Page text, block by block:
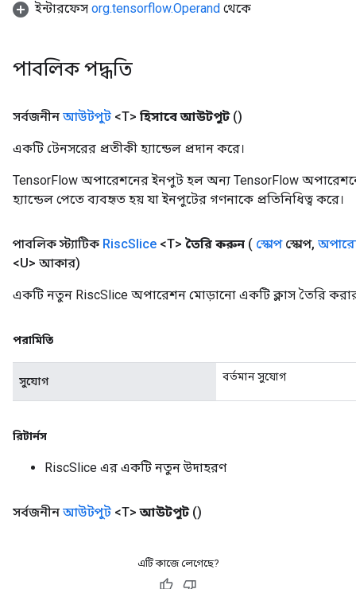
ইন্টারফেস org.tensorflow.Operand থেকে
পাবলিক পদ্ধতি
সর্বজনীন আউটপুট <T> হিসাবে আউটপুট ()
একটি টেনসরের প্রতীকী হ্যান্ডেল প্রদান করে।
TensorFlow অপারেশনের ইনপুট হল অন্য TensorFlow
হ্যান্ডেল পেতে ব্যবহৃত হয় যা ইনপুটের গণনাকে প্রতিনিধিত্ব করে।
পাবলিক স্ট্যাটিক RiscSlice <T> তৈরি করুন ( স্কোপস্কোপ,
<U> আকার)
একটি নতুন RiscSlice অপারেশন মোড়ানো একটি ক্লাস তৈরি করার
পরামিতি
সুযোগ বর্তমান সুযোগ
রিটার্নস
RiscSlice এর একটি নতুন উদাহরণ
সর্বজনীন আউটপুট <T> আউটপুট ()
এটি কাজে লেগেছে?